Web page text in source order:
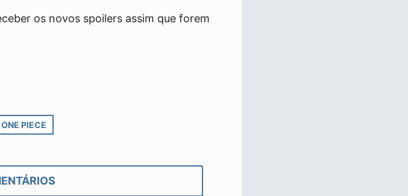
os novos spoilers assim que forem
ONE PIECE